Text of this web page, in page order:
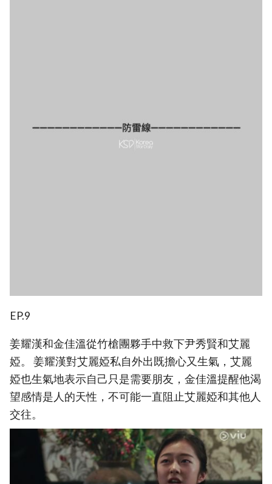
EP.9
姜耀漢和金佳溫從竹槍團夥手中救下尹秀賢和艾麗
婭。 姜耀漢對艾麗婭私自外出既擔心又生氣，艾麗
婭也生氣地表示自己只是需要朋友，金佳溫提醒他渴
望感情是人的天性，不可能一直阻止艾麗婭和其他人
交往。